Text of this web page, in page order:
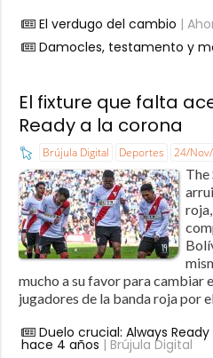
El verdugo del cambio |
Damocles, testamento y
El fixture que falta
Ready a la corona
Brújula Digital Deportes 24/
The
mucho a su favor para cambiar
jugadores de la banda roja por
Duelo crucial: Always
hace 4 años | Brújula Digital